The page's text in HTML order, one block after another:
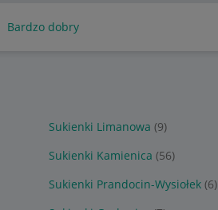
Bardzo dobry
Sukienki Limanowa (9)
Sukienki Kamienica (56)
Sukienki Prandocin-Wysiołek (6)